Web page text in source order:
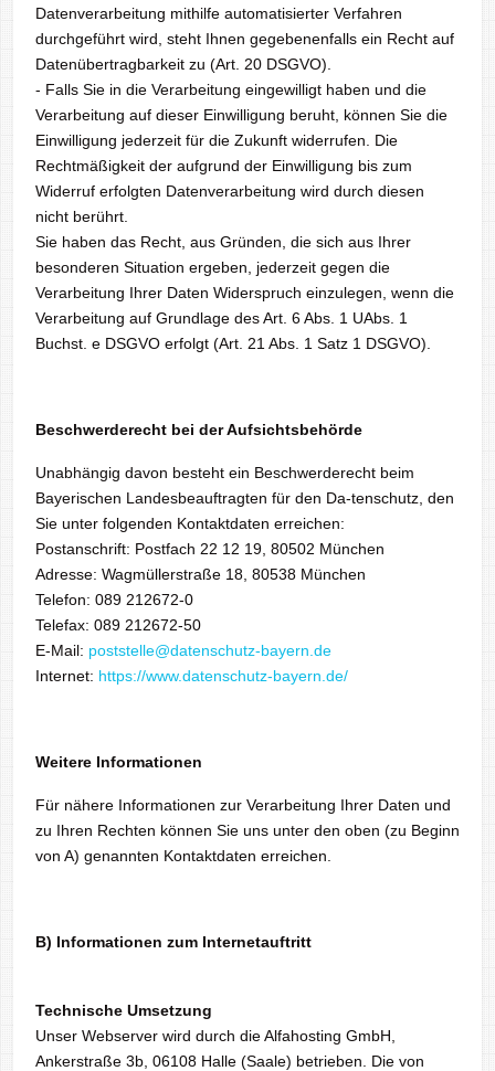
Datenverarbeitung mithilfe automatisierter Verfahren
durchgeführt wird, steht Ihnen gegebenenfalls ein Recht auf
Datenübertragbarkeit zu (Art. 20 DSGVO).
- Falls Sie in die Verarbeitung eingewilligt haben und die
Verarbeitung auf dieser Einwilligung beruht, können Sie die
Einwilligung jederzeit für die Zukunft widerrufen. Die
Rechtmäßigkeit der aufgrund der Einwilligung bis zum
Widerruf erfolgten Datenverarbeitung wird durch diesen
nicht berührt.
Sie haben das Recht, aus Gründen, die sich aus Ihrer
besonderen Situation ergeben, jederzeit gegen die
Verarbeitung Ihrer Daten Widerspruch einzulegen, wenn die
Verarbeitung auf Grundlage des Art. 6 Abs. 1 UAbs. 1
Buchst. e DSGVO erfolgt (Art. 21 Abs. 1 Satz 1 DSGVO).
Beschwerderecht bei der Aufsichtsbehörde
Unabhängig davon besteht ein Beschwerderecht beim
Bayerischen Landesbeauftragten für den Da-tenschutz, den
Sie unter folgenden Kontaktdaten erreichen:
Postanschrift: Postfach 22 12 19, 80502 München
Adresse: Wagmüllerstraße 18, 80538 München
Telefon: 089 212672-0
Telefax: 089 212672-50
E-Mail: poststelle@datenschutz-bayern.de
Internet: https://www.datenschutz-bayern.de/
Weitere Informationen
Für nähere Informationen zur Verarbeitung Ihrer Daten und
zu Ihren Rechten können Sie uns unter den oben (zu Beginn
von A) genannten Kontaktdaten erreichen.
B) Informationen zum Internetauftritt
Technische Umsetzung
Unser Webserver wird durch die Alfahosting GmbH,
Ankerstraße 3b, 06108 Halle (Saale) betrieben. Die von